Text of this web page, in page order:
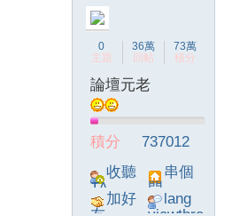
0
主題
36萬
回帖
73萬
積分
論壇元老
積分
737012
收聽
TA
串個
門
加好
lang